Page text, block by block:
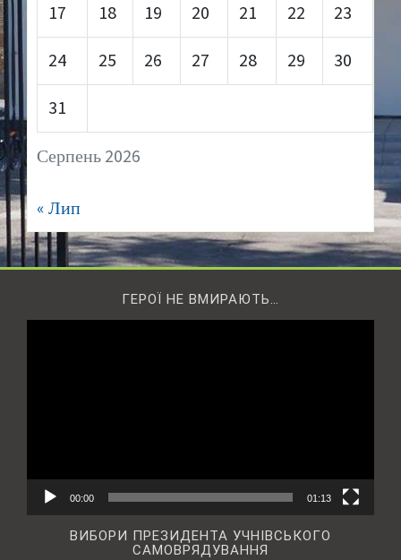
Серпень 2026
17 18 19 20 21 22 23
24 25 26 27 28 29 30
31
« Лип
ГЕРОЇ НЕ ВМИРАЮТЬ…
00:00 01:13
ВИБОРИ ПРЕЗИДЕНТА УЧНІВСЬКОГО
САМОВРЯДУВАННЯ